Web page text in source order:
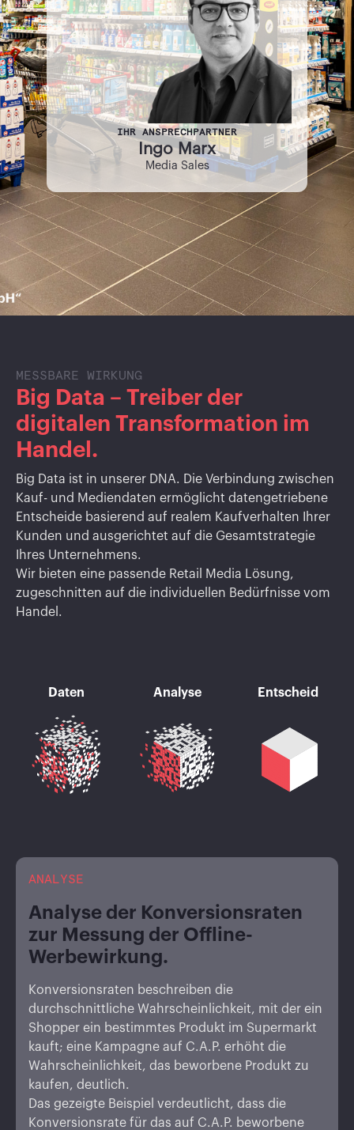
IHR ANSPRECHPARTNER
Ingo Marx
Media Sales
MESSBARE WIRKUNG
Big Data – Treiber der
digitalen Transformation im
Handel.
Big Data ist in unserer DNA. Die Verbindung zwischen
Kauf- und Mediendaten ermöglicht datengetriebene
Entscheide basierend auf realem Kaufverhalten Ihrer
Kunden und ausgerichtet auf die Gesamtstrategie
Ihres Unternehmens.
Wir bieten eine passende Retail Media Lösung,
zugeschnitten auf die individuellen Bedürfnisse vom
Handel.
Daten Analyse Entscheid
ANALYSE
Analyse der Konversionsraten
zur Messung der Offline-
Werbewirkung.
Konversionsraten beschreiben die
durchschnittliche Wahrscheinlichkeit, mit der ein
Shopper ein bestimmtes Produkt im Supermarkt
kauft; eine Kampagne auf C.A.P. erhöht die
Wahrscheinlichkeit, das beworbene Produkt zu
kaufen, deutlich.
Das gezeigte Beispiel verdeutlicht, dass die
Konversionsrate für das auf C.A.P. beworbene